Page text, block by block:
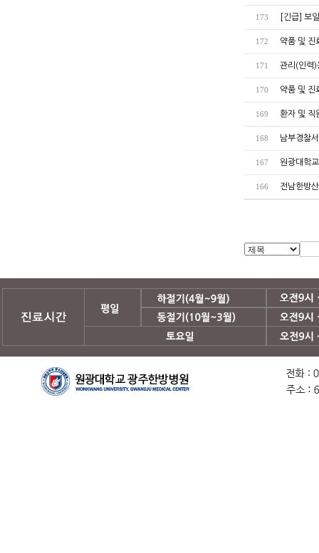
173 [긴급] 보
172 약품 및 진
171 관리(인력)
170 약품 및 진
169 환자 및 직
168 남부경찰
167 원광대학
166 전남한방